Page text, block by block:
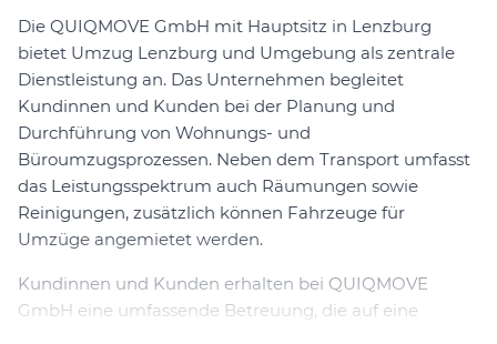
Die QUIQMOVE GmbH mit Hauptsitz in Lenzburg
bietet Umzug Lenzburg und Umgebung als zentrale
Dienstleistung an. Das Unternehmen begleitet
Kundinnen und Kunden bei der Planung und
Durchführung von Wohnungs- und
Büroumzugsprozessen. Neben dem Transport umfasst
das Leistungsspektrum auch Räumungen sowie
Reinigungen, zusätzlich können Fahrzeuge für
Umzüge angemietet werden.
Kundinnen und Kunden erhalten bei QUIQMOVE
GmbH eine umfassende Betreuung, die auf eine